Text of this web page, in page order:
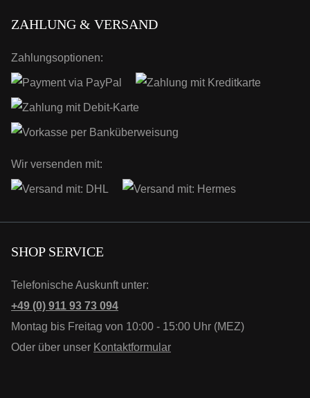
ZAHLUNG & VERSAND
Zahlungsoptionen:
Wir versenden mit:
SHOP SERVICE
Telefonische Auskunft unter:
+49 (0) 911 93 73 094
Montag bis Freitag von 10:00 - 15:00 Uhr (MEZ)
Oder über unser Kontaktformular